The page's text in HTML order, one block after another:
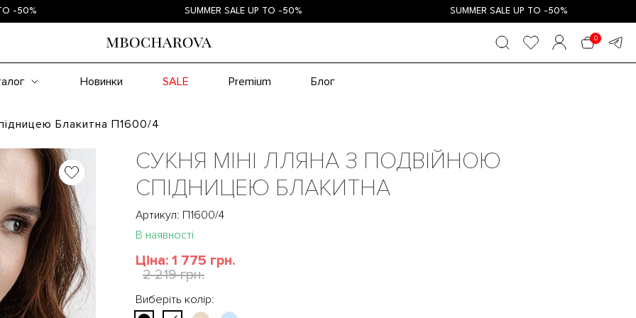
SUMMER SALE UP TO -50% SUMMER SALE UP TO -50%
0
Новинки SALE Premium Блог
Блакитна П1600/4
СУКНЯ МІНІ ЛЛЯНА З ПОДВІЙНОЮ
СПІДНИЦЕЮ БЛАКИТНА
Артикул: П1600/4
В наявності
Ціна: 1 775 грн.
2 219 грн.
Виберіть колір: